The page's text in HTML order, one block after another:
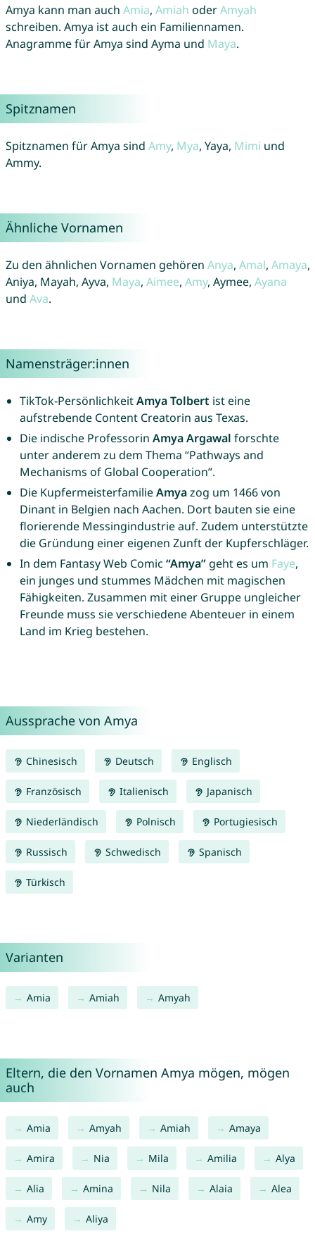
Amya kann man auch Amia, Amiah oderAmyah
schreiben. Amya ist auch ein Familiennamen.
Anagramme für Amya sind Ayma und Maya.
Spitznamen
Spitznamen für Amya sind Amy, Mya, Yaya, Mimi und
Ammy.
Ähnliche Vornamen
Zu den ähnlichen Vornamen gehören Anya, Amal, Amaya,
Aniya, Mayah, Ayva, Maya, Aimee, Amy, Aymee, Ayana
und Ava.
Namensträger:innen
TikTok-PersönlichkeitAmya Tolbert ist eine
aufstrebende Content Creatorin aus Texas.
Die indische Professorin Amya Argawal forschte
unter anderem zu dem Thema “Pathways and
Mechanisms of Global Cooperation”.
Die KupfermeisterfamilieAmyazog um 1466 von
Dinant in Belgien nach Aachen. Dort bauten sie eine
florierende Messingindustrie auf. Zudem unterstützte
die Gründung einer eigenen Zunft der Kupferschläger.
In dem Fantasy Web Comic “Amya”geht es um Faye,
ein junges und stummes Mädchen mit magischen
Fähigkeiten. Zusammen mit einer Gruppe ungleicher
Freunde muss sie verschiedene Abenteuer in einem
Land im Krieg bestehen.
Aussprache von Amya
Chinesisch Deutsch Englisch
Französisch Italienisch Japanisch
Niederländisch Polnisch Portugiesisch
Russisch Schwedisch Spanisch
Türkisch
Varianten
Amia Amiah Amyah
Eltern, die den Vornamen Amya mögen, mögen
auch
Amia Amyah Amiah Amaya
Amira Nia Mila Amilia Alya
Alia Amina Nila Alaia Alea
Amy Aliya